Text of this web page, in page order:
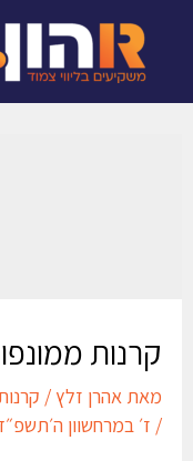
קרנות
מאתאהרן זלץ/קרנות
/ז׳ במרחשוון ה׳תשפ״ד – 22/10/